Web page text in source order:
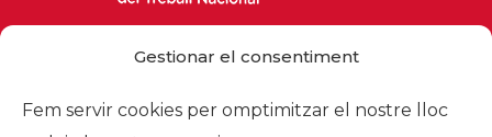
Gestionar el consentiment
Fem servir cookies per omptimitzar el nostre lloc
foment@foment.com